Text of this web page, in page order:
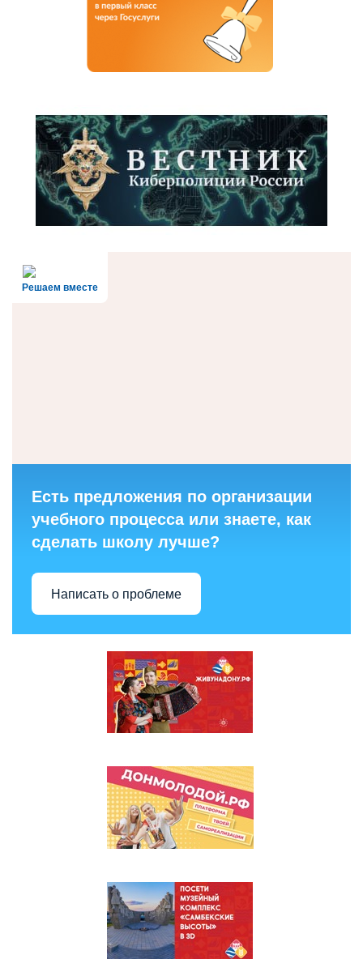
Решаем вместе
Есть предложения по организации
учебного процесса или знаете, как
сделать школу лучше?
Написать о проблеме